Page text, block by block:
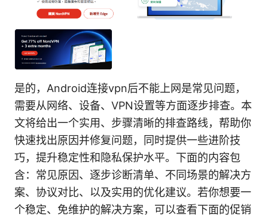
是的，Android连接vpn后不能上网是常见问题，
需要从网络、设备、VPN设置等方面逐步排查。本
文将给出一个实用、步骤清晰的排查路线，帮助你
快速找出原因并修复问题，同时提供一些进阶技
巧，提升稳定性和隐私保护水平。下面的内容包
含：常见原因、逐步诊断清单、不同场景的解决方
案、协议对比、以及实用的优化建议。若你想要一
个稳定、免维护的解决方案，可以查看下面的促销